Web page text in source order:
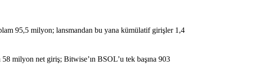
95,5 milyon; lansmandan bu yana kümülatif girişler 1,4
milyon net giriş; Bitwise’ın BSOL’u tek başına 903